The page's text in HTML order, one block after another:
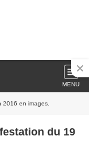
MENU
2016 en images.
du 19